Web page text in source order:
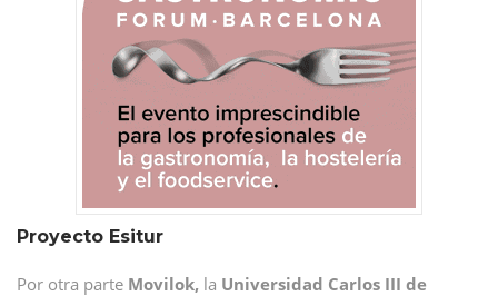
Proyecto Esitur
Por otra parte Movilok, la Universidad Carlos III de